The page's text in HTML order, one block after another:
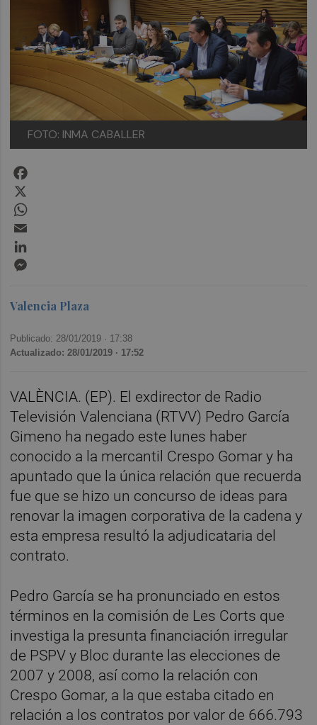
FOTO: INMA CABALLER
Valencia Plaza
Publicado: 28/01/2019 · 17:38
Actualizado: 28/01/2019 · 17:52
VALÈNCIA. (EP). El exdirector de Radio
Televisión Valenciana (RTVV) Pedro García
Gimeno ha negado este lunes haber
conocido a la mercantil Crespo Gomar y ha
apuntado que la única relación que recuerda
fue que se hizo un concurso de ideas para
renovar la imagen corporativa de la cadena y
esta empresa resultó la adjudicataria del
contrato.
Pedro García se ha pronunciado en estos
términos en la comisión de Les Corts que
investiga la presunta financiación irregular
de PSPV y Bloc durante las elecciones de
2007 y 2008, así como la relación con
Crespo Gomar, a la que estaba citado en
relación a los contratos por valor de 666.793